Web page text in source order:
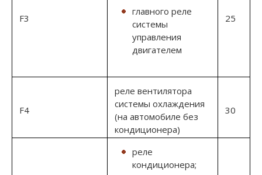
F3
главного реле
системы
управления
двигателем
25
F4
реле вентилятора
системы охлаждения
(на автомобиле без
кондиционера)
30
реле
кондиционера;